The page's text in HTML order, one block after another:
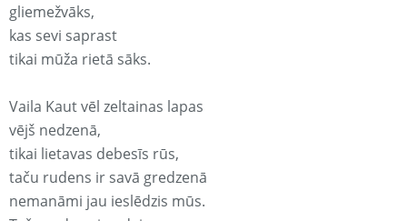
gliemežvāks,
kas sevi saprast
tikai mūža rietā sāks.
Vaila Kaut vēl zeltainas lapas
vējš nedzenā,
tikai lietavas debesīs rūs,
taču rudens ir savā gredzenā
nemanāmi jau ieslēdzis mūs.